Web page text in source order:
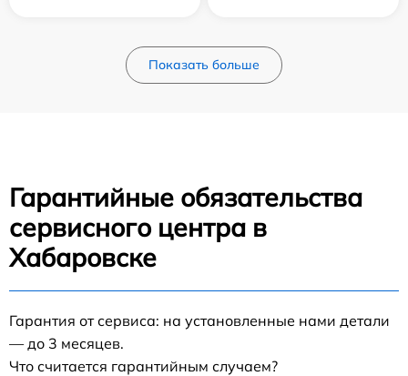
Показать больше
Гарантийные обязательства
сервисного центра в
Хабаровске
Гарантия от сервиса: на установленные нами детали
— до 3 месяцев.
Что считается гарантийным случаем?